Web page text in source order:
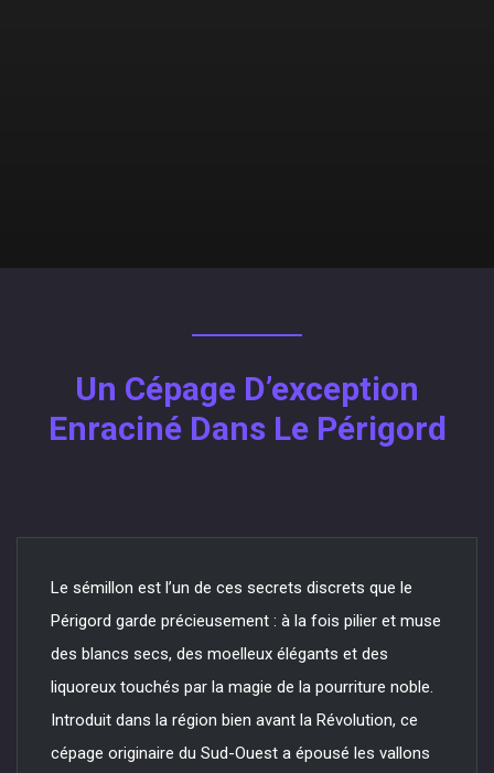
Un Cépage D’exception
Enraciné Dans Le Périgord
Le sémillon est l’un de ces secrets discrets que le
Périgord garde précieusement : à la fois pilier et muse
des blancs secs, des moelleux élégants et des
liquoreux touchés par la magie de la pourriture noble.
Introduit dans la région bien avant la Révolution, ce
cépage originaire du Sud-Ouest a épousé les vallons